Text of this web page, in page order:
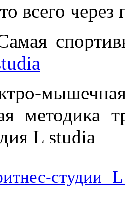
всего через
методика
L studia
студии